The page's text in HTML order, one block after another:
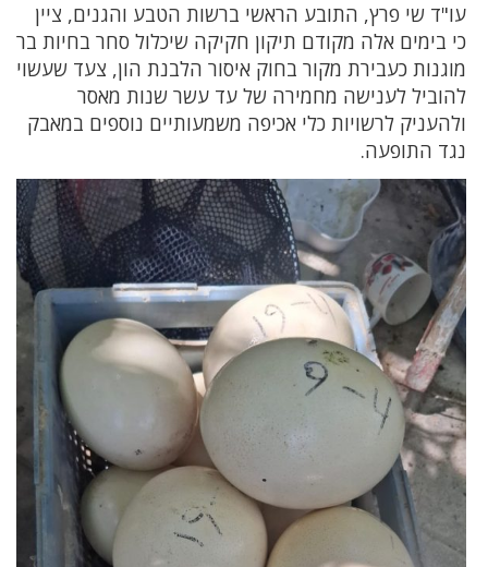
עו"ד שי פרץ, התובע הראשי ברשות הטבע והגנים, ציין
כי בימים אלה מקודם תיקון חקיקה שיכלול סחר בחיות בר
מוגנות כעבירת מקור בחוק איסור הלבנת הון, צעד שעשוי
להוביל לענישה מחמירה של עד עשר שנות מאסר
ולהעניק לרשויות כלי אכיפה משמעותיים נוספים במאבק
נגד התופעה.